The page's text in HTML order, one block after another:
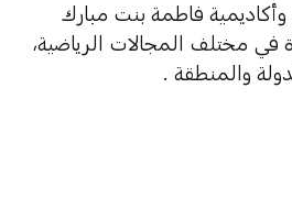
فاطمة بنت مبارك
في مختلف المجالات الرياضية،
والمنطقة .